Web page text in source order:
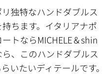
独特なハンドダブルス
ちます。イタリアナポ
トならMICHELE＆shin
、このハンドダブルス
いたいディテールです。